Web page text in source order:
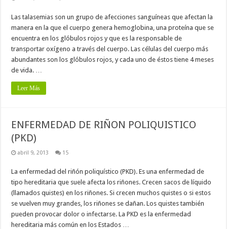
Las talasemias son un grupo de afecciones sanguíneas que afectan la
manera en la que el cuerpo genera hemoglobina, una proteína que se
encuentra en los glóbulos rojos y que es la responsable de
transportar oxígeno a través del cuerpo. Las células del cuerpo más
abundantes son los glóbulos rojos, y cada uno de éstos tiene 4 meses
de vida. …
Leer Más
ENFERMEDAD DE RIÑON POLIQUISTICO
(PKD)
abril 9, 2013 15
La enfermedad del riñón poliquístico (PKD). Es una enfermedad de
tipo hereditaria que suele afecta los riñones. Crecen sacos de líquido
(llamados quistes) en los riñones. Si crecen muchos quistes o si estos
se vuelven muy grandes, los riñones se dañan. Los quistes también
pueden provocar dolor o infectarse. La PKD es la enfermedad
hereditaria más común en los Estados …